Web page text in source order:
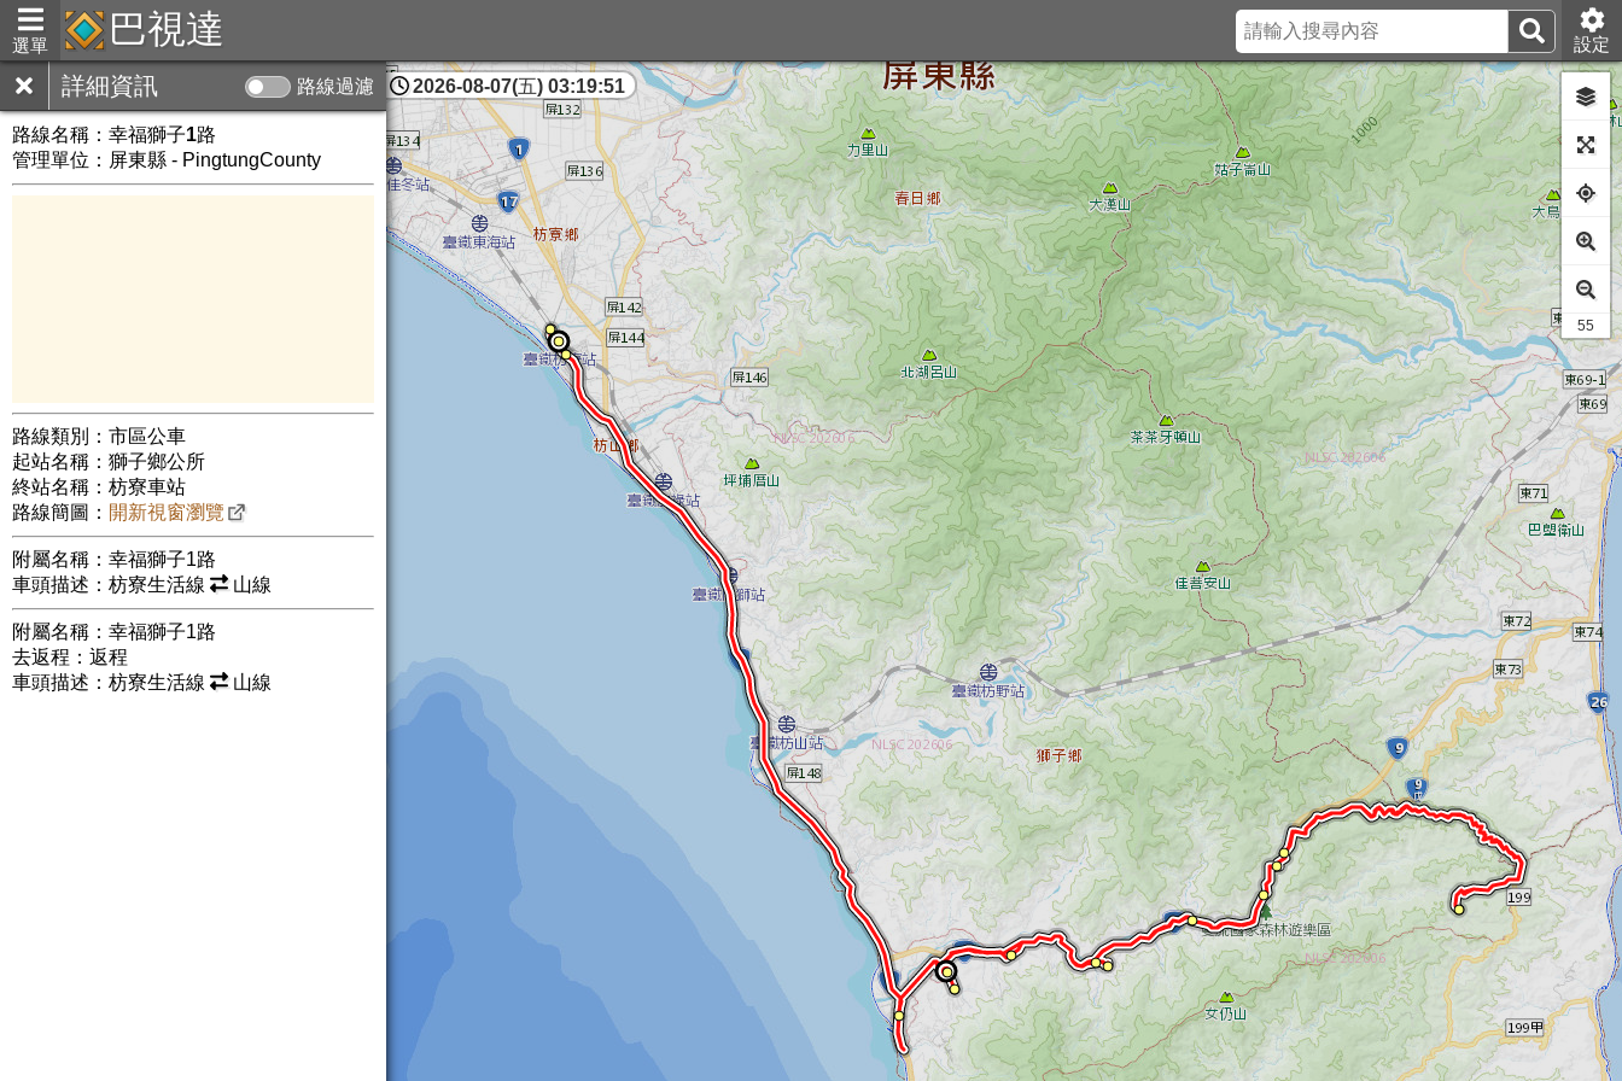
選單 巴視達 設定
詳細資訊 路線過濾
路線名稱： 幸福獅子1路
管理單位：屏東縣 - PingtungCounty
路線類別：市區公車
起站名稱：獅子鄉公所
終站名稱：枋寮車站
路線簡圖： 開新視窗瀏覽
附屬名稱：幸福獅子1路
車頭描述：枋寮生活線
山線
附屬名稱：幸福獅子1路
去返程：返程
車頭描述：枋寮生活線
山線
屏東縣
2026-08-07(五) 03:19:52
45